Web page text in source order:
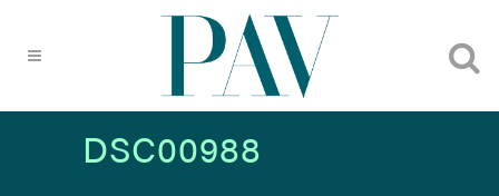
DSC00988